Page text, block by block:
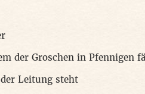
der Groschen in Pfennigen
Leitung steht